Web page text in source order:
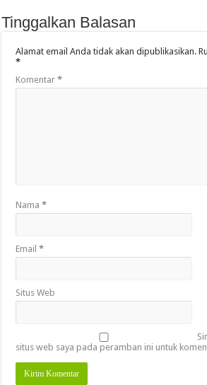
Tinggalkan Balasan
Alamat email Anda tidak akan dipublikasikan.
*
Komentar*
Nama*
Email*
Situs Web
situs web saya pada peramban ini untuk